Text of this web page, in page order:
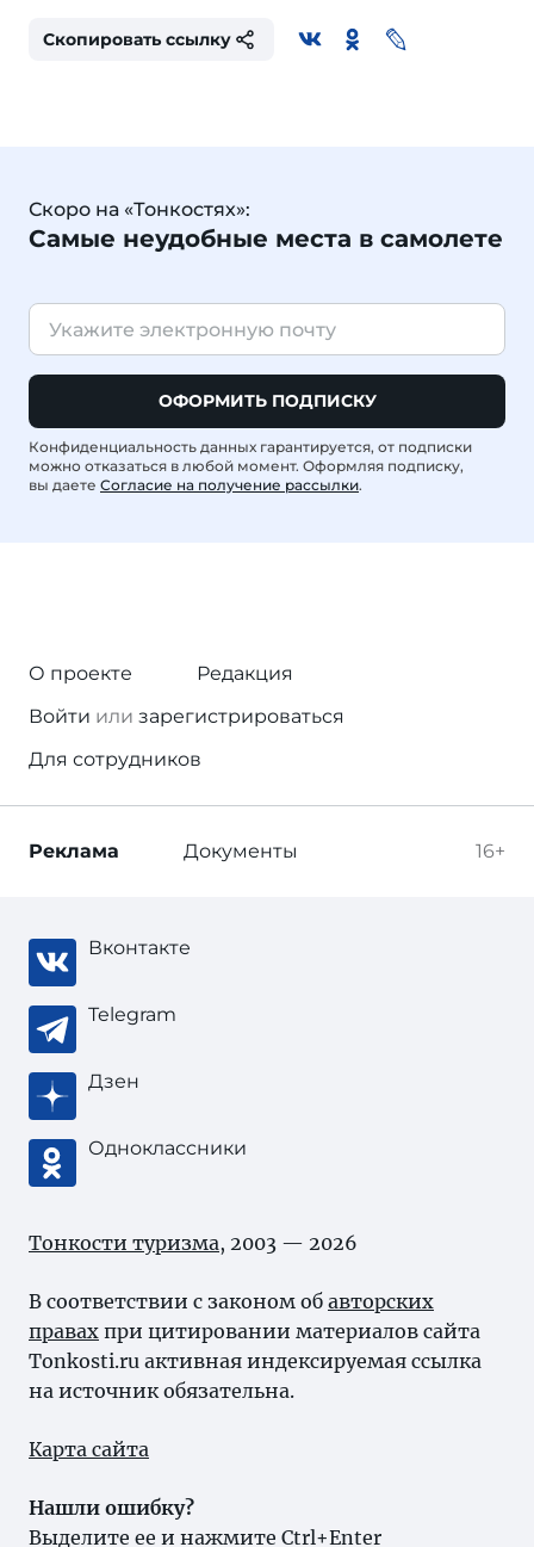
Скопировать ссылку
Скоро на «Тонкостях»:
Самые неудобные места в самолете
ОФОРМИТЬ ПОДПИСКУ
Конфиденциальность данных гарантируется, от подписки
можно отказаться в любой момент. Оформляя подписку,
вы даете Согласие на получение рассылки.
О проекте
Редакция
Войти или зарегистрироваться
Для сотрудников
16+
Реклама Документы
Вконтакте
Telegram
Дзен
Одноклассники
Тонкости туризма, 2003 — 2026
В соответствии с законом об авторских
правах при цитировании материалов сайта
Tonkosti.ru активная индексируемая ссылка
на источник обязательна.
Карта сайта
Нашли ошибку?
Выделите ее и нажмите Ctrl+Enter